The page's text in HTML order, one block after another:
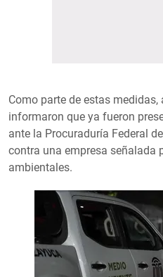
Como parte de estas
informaron que ya fueron
ante la Procuraduría Federal
contra una empresa señalada
ambientales.